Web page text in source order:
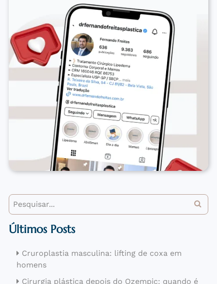
Últimos Posts
Cruroplastia masculina: lifting de coxa em
homens
Cirurgia plástica depois do Ozempic: quando é